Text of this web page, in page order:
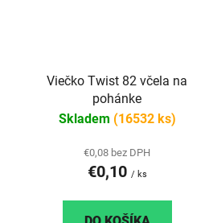
Viečko Twist 82 včela na
pohánke
Skladem (16532 ks)
€0,08 bez DPH
€0,10 / ks